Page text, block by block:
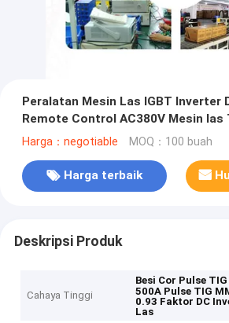
Peralatan Mesin Las IGBT Inverter
Remote Control AC380V Mesin las
Inverter
Harga：negotiable MOQ：100 buah
Harga terbaik
Deskripsi Produk
Cahaya Tinggi
Besi Cor Pulse
500A Pulse TIG
0.93 Faktor DC
Las